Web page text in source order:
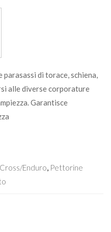
di torace, schiena,
alle diverse corporature
Garantisce
Cross/Enduro Pettorine